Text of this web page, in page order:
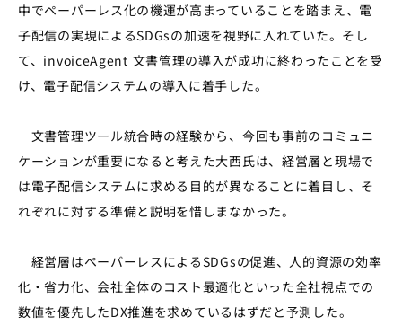
中でペーパーレス化の機運が高まっていることを踏まえ、電
子配信の実現によるSDGsの加速を視野に入れていた。そし
て、 invoiceAgent 文書管理の導入が成功に終わったことを受
け、電子配信システムの導入に着手した。
文書管理ツール統合時の経験から、今回も事前のコミュニ
ケーションが重要になると考えた大西氏は、経営層と現場で
は電子配信システムに求める目的が異なることに着目し、そ
れぞれに対する準備と説明を惜しまなかった。
経営層はペーパーレスによるSDGsの促進、人的資源の効率
化・省力化、会社全体のコスト最適化といった全社視点での
数値を優先したDX推進を求めているはずだと予測した。